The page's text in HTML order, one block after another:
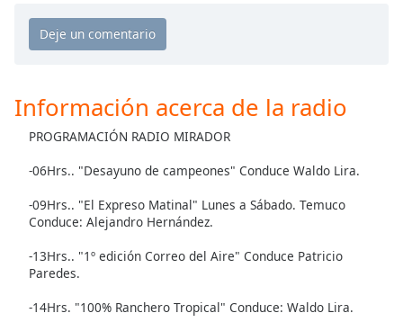
Chapters
descriptions
selected
Subtitles
subtitles
settings,
opens
subtitles
dialog
Información acerca de la radio
PROGRAMACIÓN RADIO MIRADOR
-06Hrs.. "Desayuno de campeones" Conduce Waldo Lira.
-09Hrs.. "El Expreso Matinal" Lunes a Sábado. Temuco
Conduce: Alejandro Hernández.
-13Hrs.. "1º edición Correo del Aire" Conduce Patricio
Paredes.
-14Hrs. "100% Ranchero Tropical" Conduce: Waldo Lira.